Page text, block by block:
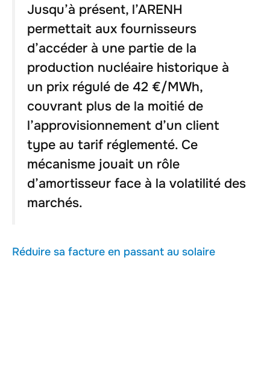
Jusqu’à présent, l’ARENH
permettait aux fournisseurs
d’accéder à une partie de la
production nucléaire historique à
un prix régulé de 42 €/MWh,
couvrant plus de la moitié de
l’approvisionnement d’un client
type au tarif réglementé. Ce
mécanisme jouait un rôle
d’amortisseur face à la volatilité des
marchés.
Réduire sa facture en passant au solaire